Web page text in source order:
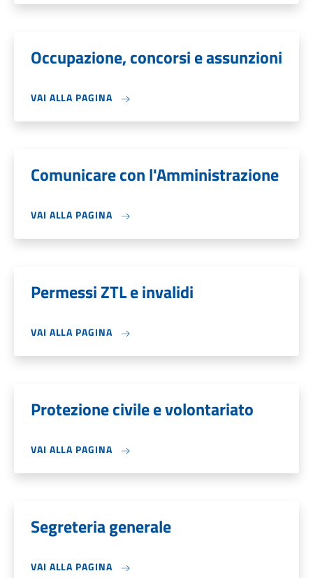
Occupazione, concorsi e assunzioni
VAI ALLA PAGINA
Comunicare con l'Amministrazione
VAI ALLA PAGINA
Permessi ZTL e invalidi
VAI ALLA PAGINA
Protezione civile e volontariato
VAI ALLA PAGINA
Segreteria generale
VAI ALLA PAGINA